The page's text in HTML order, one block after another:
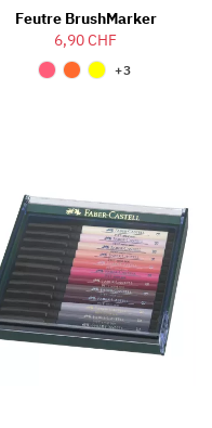
Feutre BrushMarker
6,90 CHF
+3